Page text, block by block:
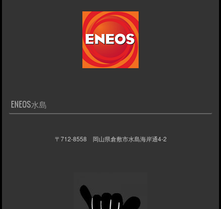
ENEOS水島
〒712-8558 岡山県倉敷市水島海岸通4-2